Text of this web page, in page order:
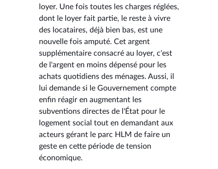
loyer. Une fois toutes les charges réglées,
dont le loyer fait partie, le reste à vivre
des locataires, déjà bien bas, est une
nouvelle fois amputé. Cet argent
supplémentaire consacré au loyer, c'est
de l'argent en moins dépensé pour les
achats quotidiens des ménages. Aussi, il
lui demande si le Gouvernement compte
enfin réagir en augmentant les
subventions directes de l'État pour le
logement social tout en demandant aux
acteurs gérant le parc HLM de faire un
geste en cette période de tension
économique.